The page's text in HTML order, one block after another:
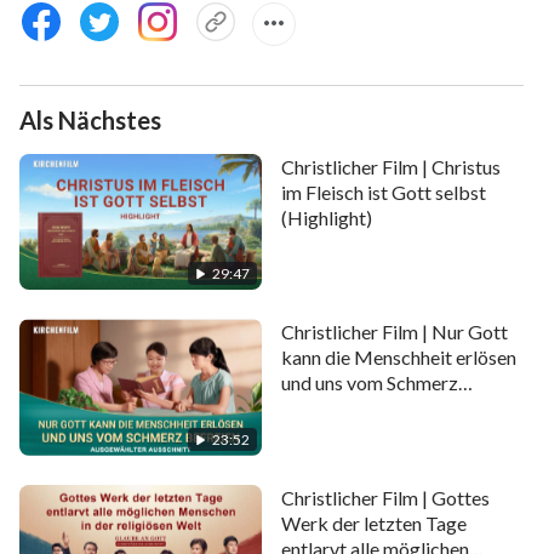
menschgewordenen Gott kennen sollten. Aus diesem
Grund behandelten Ihn einige Menschen, als ob Er
nur ein gewöhnlicher Mensch wäre und weigerten
sich, das Werk des Allmächtigen Gottes der letzten
Tage zu akzeptieren, als der Allmächtige Gott der
letzten Tage Fleisch wurde, um zu kommen, um Sein
Werk des Gerichts zu verrichten. Es ist sehr
wahrscheinlich, dass die Menschen auf diese Weise
Gottes Errettung der letzten Tage verlieren werden.
Es ist offensichtlich, dass das Verständnis von der
Wahrheit über die Menschwerdung entscheidend ist,
um die Wiederkehr des Herrn willkommen zu heißen.
Als Nächstes
29:47
Christlicher Film | Christus
im Fleisch ist Gott selbst
(Highlight)
23:52
Christlicher Film | Nur Gott
kann die Menschheit erlösen
und uns vom Schmerz
Christlicher Film | Gottes
Werk der letzten Tage
entlarvt alle möglichen